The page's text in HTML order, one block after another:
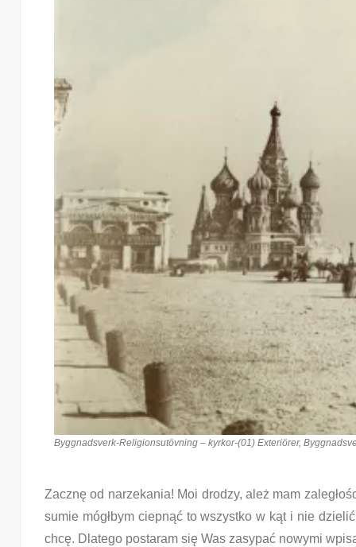
Byggnadsverk-Religionsutövning – kyrkor-(01) Exteriörer,
Zacznę od narzekania! Moi drodzy, ależ mam
sumie mógłbym ciepnąć to wszystko w kąt i nie
chcę. Dlatego postaram się Was zasypać nowymi